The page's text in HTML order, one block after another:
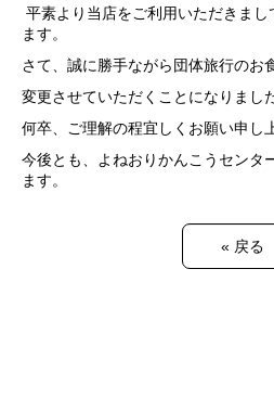
平素より当店をご利用いただきま
ます。
さて、誠に勝手ながら団体旅行のお
変更させていただくことになりました
何卒、ご理解の程宜しくお願い申し
今後とも、よねおりかんこうセンタ
ます。
« 戻る